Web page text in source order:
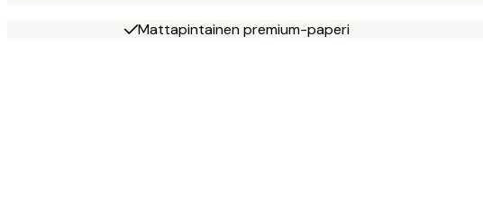
Mattapintainen premium-paperi